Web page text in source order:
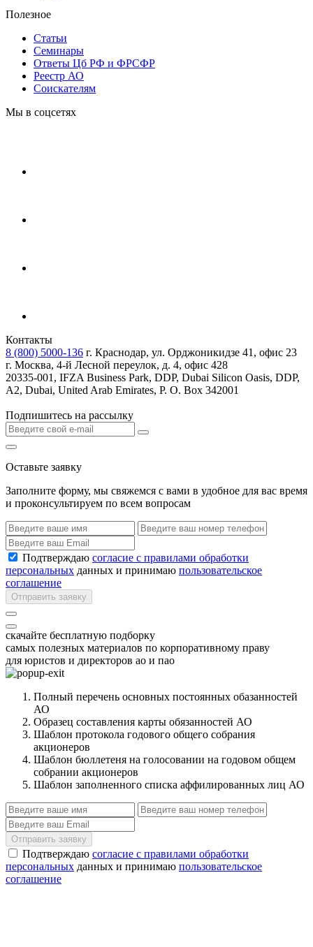
Полезное
Статьи
Cеминары
Ответы Цб РФ и ФРСФР
Реестр АО
Соискателям
Мы в соцсетях
Контакты
8 (800) 5000-136 г. Краснодар, ул. Орджоникидзе 41, офис 23
г. Москва, 4-й Лесной переулок, д. 4, офис 428
20335-001, IFZA Business Park, DDP, Dubai Silicon Oasis, DDP,
A2, Dubai, United Arab Emirates, P. O. Box 342001
Подпишитесь на рассылку
Оставьте заявку
Заполните форму, мы свяжемся с вами в удобное для вас время
и проконсультируем по всем вопросам
Подтверждаю согласие с правилами обработки
персональных данных и принимаю пользовательское
соглашение
Отправить заявку
скачайте бесплатную подборку
самых полезных материалов по корпоративному праву
для юристов и директоров ао и пао
Полный перечень основных постоянных обазанностей
АО
Образец составления карты обязанностей АО
Шаблон протокола годового общего собрания
акционеров
Шаблон бюллетеня на голосовании на годовом общем
собрании акционеров
Шаблон заполненного списка аффилированных лиц АО
Отправить заявку
Подтверждаю согласие с правилами обработки
персональных данных и принимаю пользовательское
соглашение